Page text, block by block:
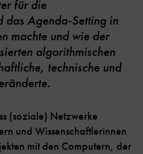
für die
das Agenda-Setting in
machte und wie der
algorithmischen
technische und
(soziale) Netzwerke
und Wissenschaftlerinnen
mit den Computern, der